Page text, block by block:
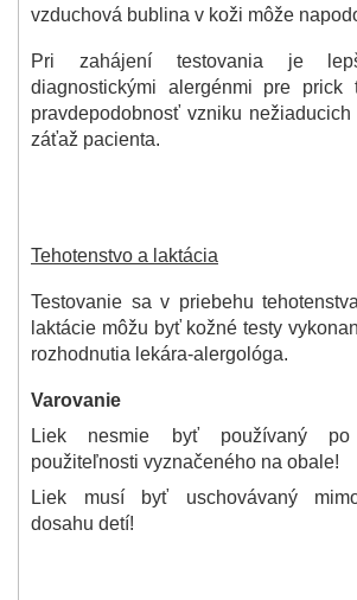
vzduchová bublina v koži môže
Pri zahájení testovania je
diagnostickými alergénmi pre prick
pravdepodobnosť vzniku
záťaž pacienta.
Tehotenstvo a laktácia
Testovanie sa v priebehu
laktácie môžu byť kožné testy
rozhodnutia lekára-alergológa.
Varovanie
Liek nesmie byť používaný
použiteľnosti vyznačeného na obale!
Liek musí byť uschovávaný
dosahu detí!